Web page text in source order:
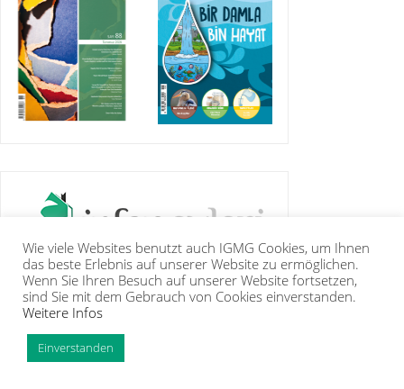
IGMG PRESSE
MITGLIEDSCHAFT
Copyright Islamische Gemeinschaft Millî Görüş e.V. |
Wie viele Websites benutzt auch IGMG Cookies, um Ihnen
das beste Erlebnis auf unserer Website zu ermöglichen.
Wenn Sie Ihren Besuch auf unserer Website fortsetzen,
sind Sie mit dem Gebrauch von Cookies einverstanden.
Weitere Infos
Einverstanden